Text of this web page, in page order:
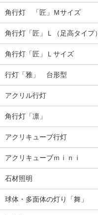
角行灯 「匠」Ｍサイズ
角行灯「匠」Ｌ（足高タイプ）
角行灯「匠」Ｌサイズ
行灯「雅」 台形型
アクリル行灯
角行灯「凛」
アクリキューブ行灯
アクリキューブｍｉｎｉ
石材照明
球体・多面体の灯り「舞」